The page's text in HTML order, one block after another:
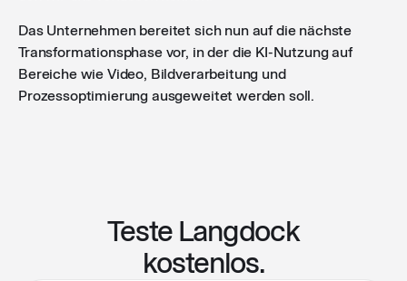
Das Unternehmen bereitet sich nun auf die nächste
Transformationsphase vor, in der die KI-Nutzung auf
Bereiche wie Video, Bildverarbeitung und
Prozessoptimierung ausgeweitet werden soll.
Teste Langdock
kostenlos.